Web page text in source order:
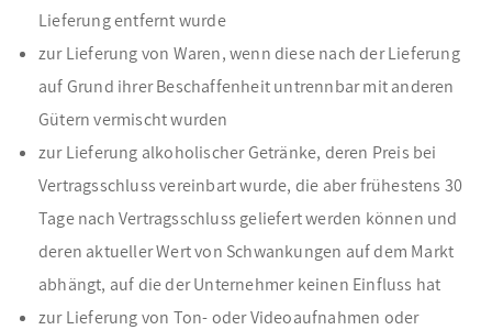
Lieferung entfernt wurde
zur Lieferung von Waren, wenn diese nach der Lieferung
auf Grund ihrer Beschaffenheit untrennbar mit anderen
Gütern vermischt wurden
zur Lieferung alkoholischer Getränke, deren Preis bei
Vertragsschluss vereinbart wurde, die aber frühestens 30
Tage nach Vertragsschluss geliefert werden können und
deren aktueller Wert von Schwankungen auf dem Markt
abhängt, auf die der Unternehmer keinen Einfluss hat
zur Lieferung von Ton- oder Videoaufnahmen oder